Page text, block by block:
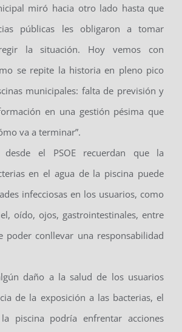
miró hacia otro lado hasta que
públicas les obligaron a tomar
la situación. Hoy vemos con
se repite la historia en pleno pico
municipales: falta de previsión y
en una gestión pésima que
va a terminar”.
el PSOE recuerdan que la
en el agua de la piscina puede
infecciosas en los usuarios, como
oído, ojos, gastrointestinales, entre
poder conllevar una responsabilidad
daño a la salud de los usuarios
de la exposición a las bacterias, el
piscina podría enfrentar acciones